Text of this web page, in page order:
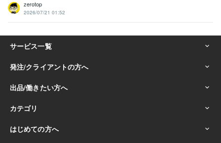
zerotop
2026/07/21 01:52